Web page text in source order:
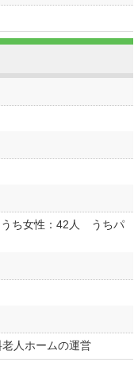
ち女性：42人 うちパ
人ホームの運営